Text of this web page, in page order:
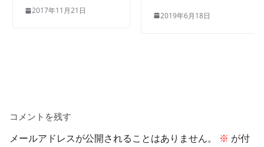
2017年11月21日
2019年6月18日
コメントを残す
メールアドレスが公開されることはありません。 ※ が付